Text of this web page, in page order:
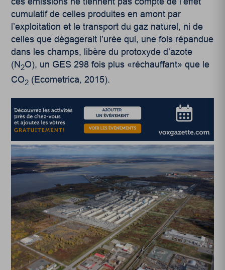
cumulatif de celles produites en amont par
l’exploitation et le transport du gaz naturel, ni de
celles que dégagerait l’urée qui, une fois répandue
dans les champs, libère du protoxyde d’azote
(N2O), un GES 298 fois plus «réchauffant» que le
CO2 (Ecometrica, 2015).